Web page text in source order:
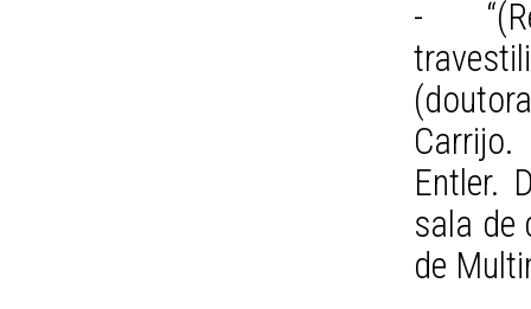
-
Entler.
sala de
de